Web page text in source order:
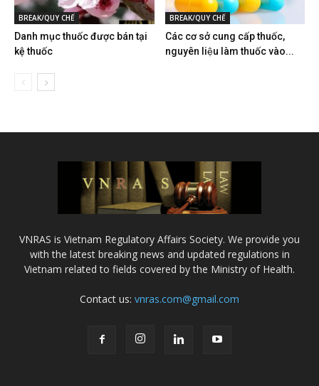
BREAK/QUY CHẾ
Danh mục thuốc được bán tại
kệ thuốc
BREAK/QUY CHẾ
Các cơ sở cung cấp thuốc,
nguyên liệu làm thuốc vào...
VNRAS is Vietnam Regulatory Affairs Society. We provide you
with the latest breaking news and updated regulations in
Vietnam related to fields covered by the Ministry of Health.
Contact us: vnras.com@gmail.com